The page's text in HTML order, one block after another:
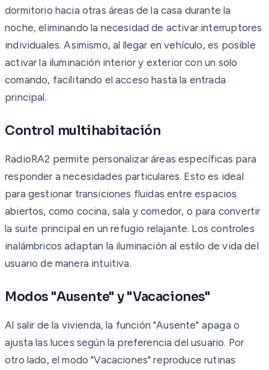
dormitorio hacia otras áreas de la casa durante la
noche, eliminando la necesidad de activar interruptores
individuales. Asimismo, al llegar en vehículo, es posible
activar la iluminación interior y exterior con un solo
comando, facilitando el acceso hasta la entrada
principal.
Control multihabitación
RadioRA2 permite personalizar áreas específicas para
responder a necesidades particulares. Esto es ideal
para gestionar transiciones fluidas entre espacios
abiertos, como cocina, sala y comedor, o para convertir
la suite principal en un refugio relajante. Los controles
inalámbricos adaptan la iluminación al estilo de vida del
usuario de manera intuitiva.
Modos "Ausente" y "Vacaciones"
Al salir de la vivienda, la función "Ausente" apaga o
ajusta las luces según la preferencia del usuario. Por
otro lado, el modo "Vacaciones" reproduce rutinas